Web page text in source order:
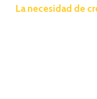
La necesidad de